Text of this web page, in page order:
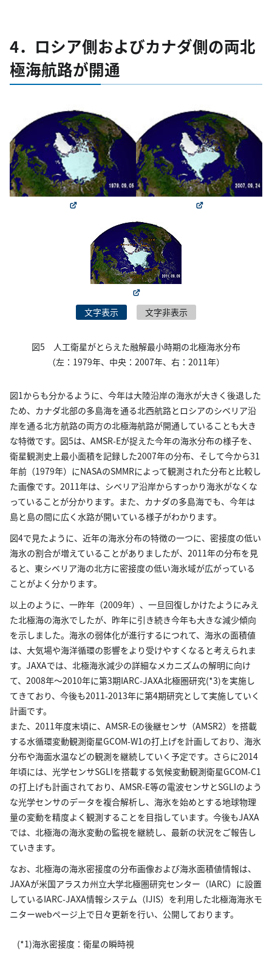
4．ロシア側およびカナダ側の両北
極海航路が開通
文字表示 文字非表示
図5 人工衛星がとらえた融解最小時期の北極海氷分布
（左：1979年、中央：2007年、右：2011年）
図1からも分かるように、今年は大陸沿岸の海氷が大きく後退した
ため、カナダ北部の多島海を通る北西航路とロシアのシベリア沿
岸を通る北方航路の両方の北極海航路が開通していることも大き
な特徴です。図5は、AMSR-Eが捉えた今年の海氷分布の様子を、
衛星観測史上最小面積を記録した2007年の分布、そして今から31
年前（1979年）にNASAのSMMRによって観測された分布と比較し
た画像です。2011年は、シベリア沿岸からすっかり海氷がなくな
っていることが分かります。また、カナダの多島海でも、今年は
島と島の間に広く水路が開いている様子がわかります。
図4で見たように、近年の海氷分布の特徴の一つに、密接度の低い
海氷の割合が増えていることがありましたが、2011年の分布を見
ると、東シベリア海の北方に密接度の低い海氷域が広がっている
ことがよく分かります。
以上のように、一昨年（2009年）、一旦回復しかけたようにみえ
た北極海の海氷でしたが、昨年に引き続き今年も大きな減少傾向
を示しました。海氷の弱体化が進行するにつれて、海氷の面積値
は、大気場や海洋循環の影響をより受けやすくなると考えられま
す。JAXAでは、北極海氷減少の詳細なメカニズムの解明に向け
て、2008年〜2010年に第3期IARC-JAXA北極圏研究(*3)を実施し
てきており、今後も2011-2013年に第4期研究として実施していく
計画です。
また、2011年度末頃に、AMSR-Eの後継センサ（AMSR2）を搭載
する水循環変動観測衛星GCOM-W1の打上げを計画しており、海氷
分布や海面水温などの観測を継続していく予定です。さらに2014
年頃には、光学センサSGLIを搭載する気候変動観測衛星GCOM-C1
の打上げも計画されており、AMSR-E等の電波センサとSGLIのよう
な光学センサのデータを複合解析し、海氷を始めとする地球物理
量の変動を精度よく観測することを目指しています。今後もJAXA
では、北極海の海氷変動の監視を継続し、最新の状況をご報告し
ていきます。
なお、北極海の海氷密接度の分布画像および海氷面積値情報は、
JAXAが米国アラスカ州立大学北極圏研究センター（IARC）に設置
しているIARC-JAXA情報システム（IJIS）を利用した北極海海氷モ
ニターwebページ上で日々更新を行い、公開しております。
(*1)海氷密接度：衛星の瞬時視